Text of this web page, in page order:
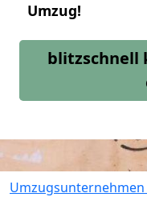
Umzug!
blitzschnell
Umzugsunternehmen